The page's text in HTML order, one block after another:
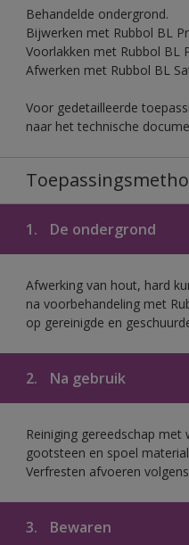
Behandelde ondergrond.
Bijwerken met Rubbol BL
Voorlakken met Rubbol BL
Afwerken met Rubbol BL
Voor gedetailleerde
naar het technische
1. De ondergrond
Afwerking van hout, hard
na voorbehandeling met
op gereinigde en
2. Na gebruik
Reiniging gereedschap
gootsteen en spoel
Verfresten afvoeren
3. Bewaren